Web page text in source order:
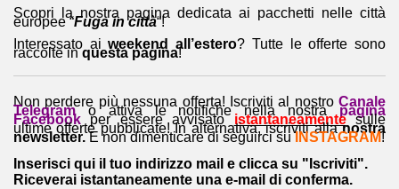
Scopri la nostra pagina dedicata ai pacchetti nelle città
europee “Fuga in città“!
Interessato aiweekend all’estero? Tutte le offerte sono
raccolte inquesta pagina!
Non perdere più nessuna offerta! Iscriviti al nostro Canale
Telegramo attiva le notifiche nella nostrapagina
Facebookper essere avvisato istantaneamentesulle
ultime offerte pubblicate! In alternativa, iscriviti allanostra
newsletter.E non dimenticare di seguirci su INSTAGRAM!
Inserisci qui il tuo indirizzo mail e clicca su "Iscriviti".
Riceverai istantaneamente una e-mail di conferma.